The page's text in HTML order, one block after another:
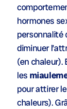
hormones
personnalité
diminuer
(en chaleur).
les
pour attirer
chaleurs).